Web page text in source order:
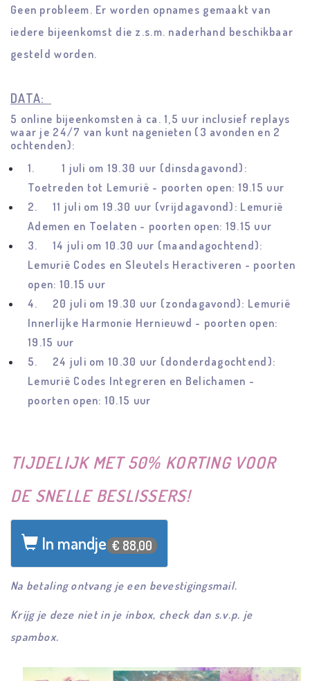
Geen probleem. Er worden opnames gemaakt van
iedere bijeenkomst die z.s.m. naderhand beschikbaar
gesteld worden.
DATA:
5 online bijeenkomsten à ca. 1,5 uur inclusief replays
waar je 24/7 van kunt nagenieten (3 avonden en 2
ochtenden):
1.
1 juli om 19.30 uur (dinsdagavond):
Toetreden tot Lemurië - poorten open: 19.15 uur
2.
11 juli om 19.30 uur (vrijdagavond): Lemurië
Ademen en Toelaten - poorten open: 19.15 uur
3.
14 juli om 10.30 uur (maandagochtend):
Lemurië Codes en Sleutels Heractiveren - poorten
open: 10.15 uur
4.
20 juli om 19.30 uur (zondagavond): Lemurië
Innerlijke Harmonie Hernieuwd - poorten open:
19.15 uur
5.
24 juli om 10.30 uur (donderdagochtend):
Lemurië Codes Integreren en Belichamen -
poorten open: 10.15 uur
TIJDELIJK MET 50% KORTING VOOR
DE SNELLE BESLISSERS!
In mandje € 88,00
Na betaling ontvang je een bevestigingsmail.
Krijg je deze niet in je inbox, check dan s.v.p. je
spambox.